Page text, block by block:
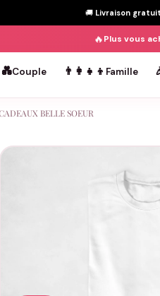
🚚 Livraison
🔥Plus vous
💑Couple 👨‍👩‍👧‍👦 Famille
BELLE SOEUR